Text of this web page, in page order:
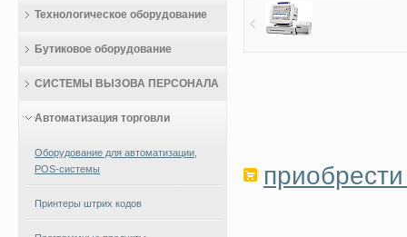
Технологическое оборудование
Бутиковое оборудование
СИСТЕМЫ ВЫЗОВА ПЕРСОНАЛА
Автоматизация торговли
Оборудование для автоматизации,
POS-системы
Принтеры штрих кодов